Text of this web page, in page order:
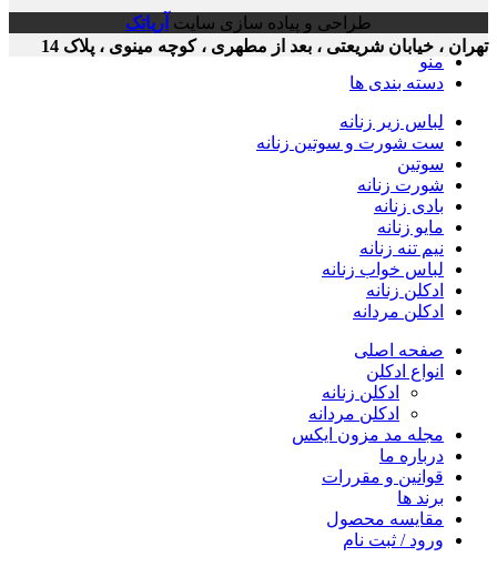
، خیابان شریعتی ، بعد از مطهری ، کوچه مینوی ، پلاک 14
طراحی و پیاده سازی سایتآریاتک
منو
دسته بندی ها
لباس زیر زنانه
ست شورت و سوتین زنانه
سوتین
شورت زنانه
بادی زنانه
مایو زنانه
نیم تنه زنانه
لباس خواب زنانه
ادکلن زنانه
ادکلن مردانه
صفحه اصلی
انواع ادکلن
ادکلن زنانه
ادکلن مردانه
مجله مد مزون ایکس
درباره ما
قوانین و مقررات
برند ها
مقایسه محصول
ورود / ثبت نام